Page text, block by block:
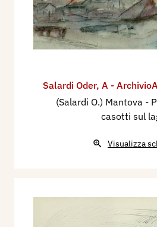
Salardi Oder, A -
(Salardi O.) Mantova -
casotti sul
Visualizza